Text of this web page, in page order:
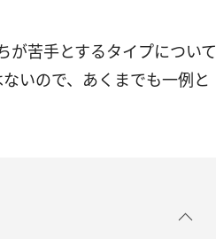
が苦手とするタイプについて
いので、あくまでも一例と